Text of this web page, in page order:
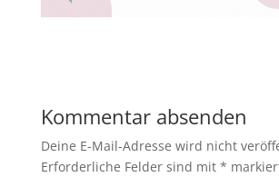
Kommentar absenden
Deine E-Mail-Adresse wird nicht
Erforderliche Felder sind mit *